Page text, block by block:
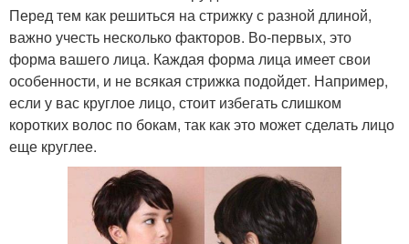
Перед тем как решиться на стрижку с разной длиной,
важно учесть несколько факторов. Во-первых, это
форма вашего лица. Каждая форма лица имеет свои
особенности, и не всякая стрижка подойдет. Например,
если у вас круглое лицо, стоит избегать слишком
коротких волос по бокам, так как это может сделать лицо
еще круглее.